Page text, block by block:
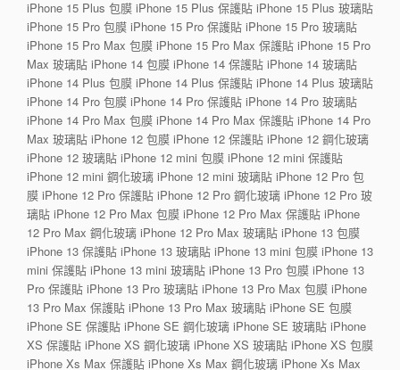
iPhone 15 Plus 包膜 iPhone 15 Plus 保護貼 iPhone 15 Plus 玻璃貼
iPhone 15 Pro 包膜 iPhone 15 Pro 保護貼 iPhone 15 Pro 玻璃貼
iPhone 15 Pro Max 包膜 iPhone 15 Pro Max 保護貼 iPhone 15 Pro
Max 玻璃貼 iPhone 14 包膜 iPhone 14 保護貼 iPhone 14 玻璃貼
iPhone 14 Plus 包膜 iPhone 14 Plus 保護貼 iPhone 14 Plus 玻璃貼
iPhone 14 Pro 包膜 iPhone 14 Pro 保護貼 iPhone 14 Pro 玻璃貼
iPhone 14 Pro Max 包膜 iPhone 14 Pro Max 保護貼 iPhone 14 Pro
Max 玻璃貼 iPhone 12 包膜 iPhone 12 保護貼 iPhone 12 鋼化玻璃
iPhone 12 玻璃貼 iPhone 12 mini 包膜 iPhone 12 mini 保護貼
iPhone 12 mini 鋼化玻璃 iPhone 12 mini 玻璃貼 iPhone 12 Pro 包
膜 iPhone 12 Pro 保護貼 iPhone 12 Pro 鋼化玻璃 iPhone 12 Pro 玻
璃貼 iPhone 12 Pro Max 包膜 iPhone 12 Pro Max 保護貼 iPhone
12 Pro Max 鋼化玻璃 iPhone 12 Pro Max 玻璃貼 iPhone 13 包膜
iPhone 13 保護貼 iPhone 13 玻璃貼 iPhone 13 mini 包膜 iPhone 13
mini 保護貼 iPhone 13 mini 玻璃貼 iPhone 13 Pro 包膜 iPhone 13
Pro 保護貼 iPhone 13 Pro 玻璃貼 iPhone 13 Pro Max 包膜 iPhone
13 Pro Max 保護貼 iPhone 13 Pro Max 玻璃貼 iPhone SE 包膜
iPhone SE 保護貼 iPhone SE 鋼化玻璃 iPhone SE 玻璃貼 iPhone
XS 保護貼 iPhone XS 鋼化玻璃 iPhone XS 玻璃貼 iPhone XS 包膜
iPhone Xs Max 保護貼 iPhone Xs Max 鋼化玻璃 iPhone Xs Max